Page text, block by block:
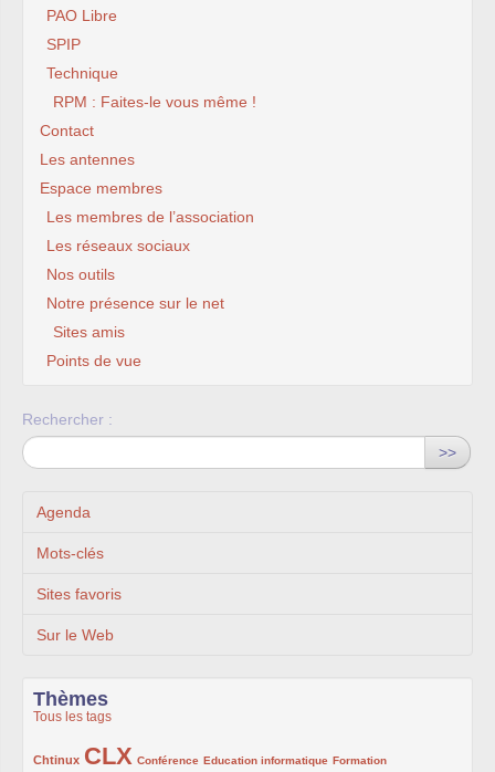
PAO Libre
SPIP
Technique
RPM : Faites-le vous même !
Contact
Les antennes
Espace membres
Les membres de l’association
Les réseaux sociaux
Nos outils
Notre présence sur le net
Sites amis
Points de vue
Rechercher :
>>
Agenda
Mots-clés
Sites favoris
Sur le Web
Thèmes
Tous les tags
Chtinux
222/1002CLX
1002/1002 Conférence
132/1002 Education informatique
119/1002 Formation
168/1002